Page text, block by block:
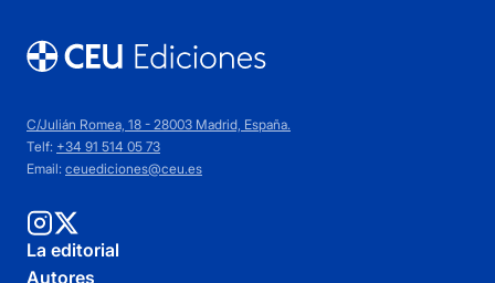
C/Julián Romea, 18 - 28003 Madrid, España.
Telf: +34 91 514 05 73
Email: ceuediciones@ceu.es
La editorial
Autores